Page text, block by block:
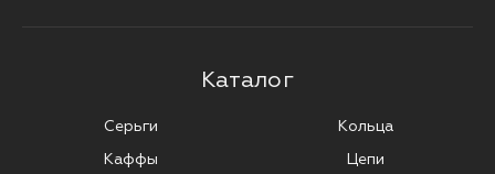
Каталог
Серьги
Каффы
Кольца
Цепи